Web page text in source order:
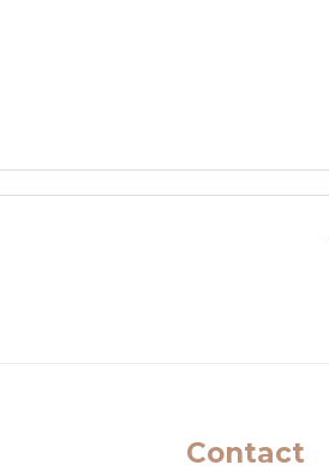
Contact